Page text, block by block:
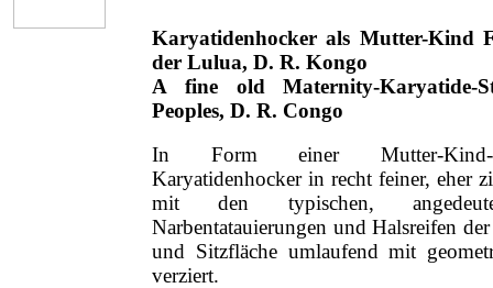
Karyatidenhocker als Mutter-Kind
der Lulua, D. R. Kongo
A fine old Maternity-Karyatide-
Peoples, D. R. Congo
In Form einer Mutter-Kind-
Karyatidenhocker in recht feiner, eher
mit den typischen,
Narbentatauierungen und Halsreifen
und Sitzfläche umlaufend mit
verziert.